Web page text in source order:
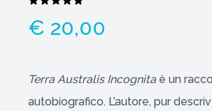
€ 20,00
Terra Australis Incognita è un
autobiografico. L’autore, pur